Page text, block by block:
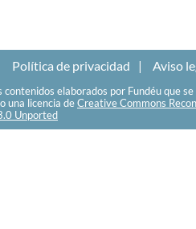
Política de privacidad Aviso
elaborados por Fundéu que
una licencia deCreative Commons
Unported